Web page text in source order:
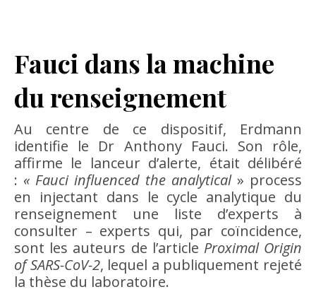
Fauci dans la machine
du renseignement
Au centre de ce dispositif, Erdmann
identifie le Dr Anthony Fauci. Son rôle,
affirme le lanceur d’alerte, était délibéré
: « Fauci influenced the analytical» process
en injectant dans le cycle analytique du
renseignement une liste d’experts à
consulter – experts qui, par coïncidence,
sont les auteurs de l’article Proximal Origin
of SARS-CoV-2, lequel a publiquement rejeté
la thèse du laboratoire.